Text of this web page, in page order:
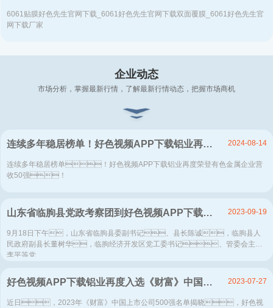
6061贴膜好色先生官网下载_6061好色先生官网下载双面覆膜_6061好色先生官
网下载厂家
企业动态
市场分析，掌握最新行情，了解最新行情动态，把握市场商机
连续多年稳居榜单！好色视频APP下载铝业再度荣登有色金属企业营收50强！
连续多年稳居榜单！好色视频APP下载铝业再度荣登有色金属企业营
收50强！
2024-08-14
山东省临朐县党政考察团到好色视频APP下载铝业参观考察
9月18日下午，山东省临朐县委副书记、县长陈诚，临朐县人
民政府副县长董树华，临朐经济开发区党工委书记、管委会主任
李平等党...
2023-09-19
好色视频APP下载铝业再度入选《财富》中国上市公司500强！
近日，2023年《财富》中国上市公司500强名单揭晓，好色视
2023-07-27